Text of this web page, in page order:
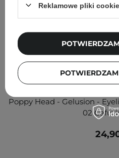
NOWOŚĆ
Poppy Head - Gelusion -
02
Reklamowe pliki cookie